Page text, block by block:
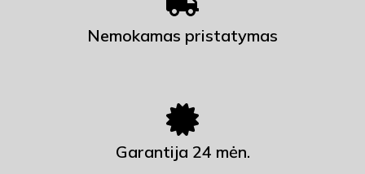
Nemokamas pristatymas
Garantija 24 mėn.